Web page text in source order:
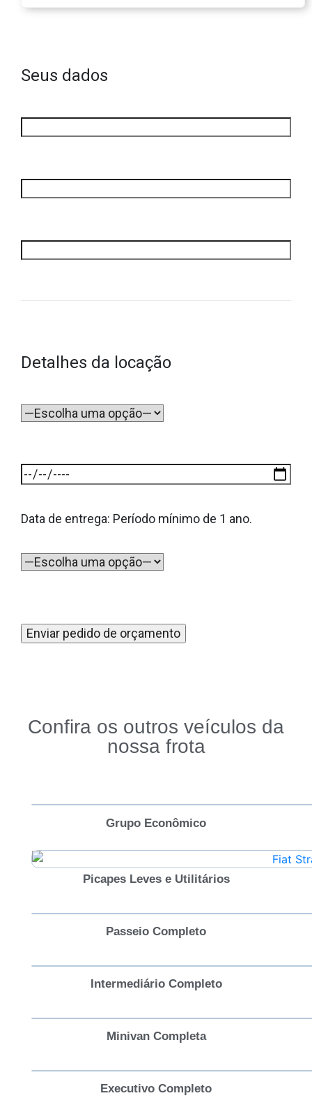
Seus dados
Detalhes da locação
Data de entrega: Período mínimo de 1 ano.
Confira os outros veículos da
nossa frota
Grupo Econômico
Picapes Leves e Utilitários
Passeio Completo
Intermediário Completo
Minivan Completa
Executivo Completo